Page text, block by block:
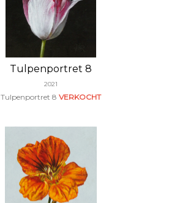
Tulpenportret 8
2021
Tulpenportret 8 VERKOCHT